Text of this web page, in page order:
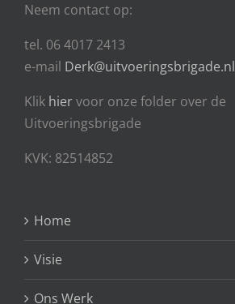
Neem contact op:
tel. 06 4017 2413
e-mail Derk@uitvoeringsbrigade.nl
Klik hiervoor onze folder over de
Uitvoeringsbrigade
KVK: 82514852
Home
Visie
Ons Werk